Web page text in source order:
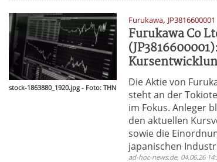
stock-1863880_1920.jpg - Foto: THN
Furukawa, JP3816600001
Furukawa Co
Die Aktie von
steht an der
im Fokus. Anleger
den aktuellen
sowie die
japanischen
ad-hoc-news.de, 04.06.26